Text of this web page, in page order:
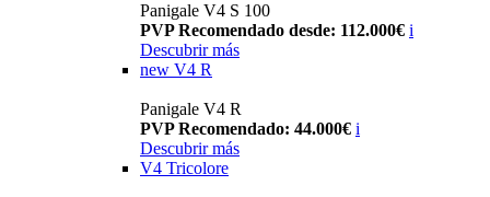
Panigale V4 S 100
PVP Recomendado desde: 112.000€ i
Descubrir más
new V4 R
Panigale V4 R
PVP Recomendado: 44.000€ i
Descubrir más
V4 Tricolore